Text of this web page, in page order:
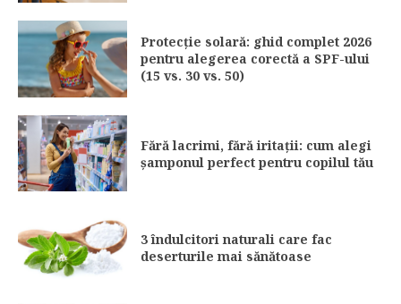
Protecție solară: ghid complet 2026
pentru alegerea corectă a SPF-ului
(15 vs. 30 vs. 50)
Fără lacrimi, fără iritații: cum alegi
șamponul perfect pentru copilul tău
3 îndulcitori naturali care fac
deserturile mai sănătoase